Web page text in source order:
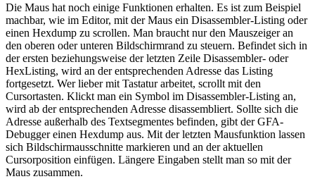
Die Maus hat noch einige Funktionen erhalten. Es ist zum Beispiel
machbar, wie im Editor, mit der Maus ein Disassembler-Listing oder
einen Hexdump zu scrollen. Man braucht nur den Mauszeiger an
den oberen oder unteren Bildschirmrand zu steuern. Befindet sich in
der ersten beziehungsweise der letzten Zeile Disassembler- oder
HexListing, wird an der entsprechenden Adresse das Listing
fortgesetzt. Wer lieber mit Tastatur arbeitet, scrollt mit den
Cursortasten. Klickt man ein Symbol im Disassembler-Listing an,
wird ab der entsprechenden Adresse disassembliert. Sollte sich die
Adresse außerhalb des Textsegmentes befinden, gibt der GFA-
Debugger einen Hexdump aus. Mit der letzten Mausfunktion lassen
sich Bildschirmausschnitte markieren und an der aktuellen
Cursorposition einfügen. Längere Eingaben stellt man so mit der
Maus zusammen.